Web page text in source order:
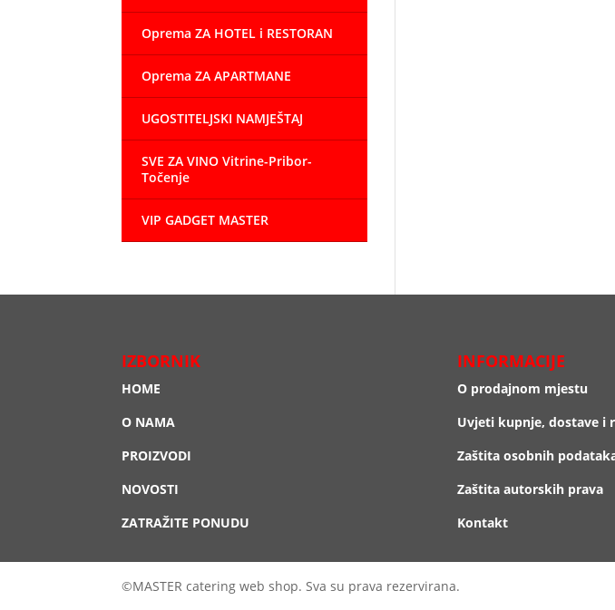
Oprema ZA HOTEL i RESTORAN
Oprema ZA APARTMANE
UGOSTITELJSKI NAMJEŠTAJ
SVE ZA VINO Vitrine-Pribor-
Točenje
VIP GADGET MASTER
IZBORNIK
HOME
O NAMA
PROIZVODI
NOVOSTI
ZATRAŽITE PONUDU
INFORMACIJE
O prodajnom mjestu
Uvjeti kupnje, dostave i
Zaštita osobnih
Zaštita autorskih prava
Kontakt
©MASTER catering web shop. Sva su prava rezervirana.